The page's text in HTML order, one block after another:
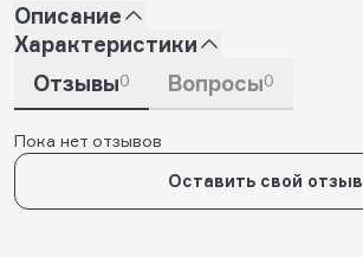
Описание
Характеристики
Отзывы0 Вопросы0
Пока нет отзывов
Оставить свой отзыв